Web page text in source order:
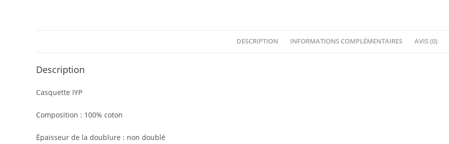
DESCRIPTION INFORMATIONS COMPLÉMENTAIRES AVIS (0)
Description
Casquette IYP
Composition : 100% coton
Épaisseur de la doublure : non doublé